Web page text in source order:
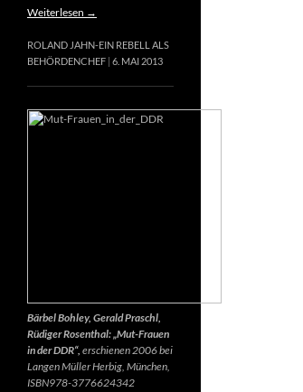
Weiterlesen →
ROLAND JAHN-EIN REBELL ALS
BEHÖRDENCHEF 6. MAI 2013
Bärbel Bohley, Gerald Praschl,
Rüdiger Rosenthal: „Mut-Frauen
in der DDR“, erschienen 2006 bei
Langen Müller Herbig, München,
ISBN978-3776624342